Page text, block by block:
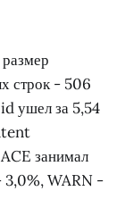
строк - 506
ушел за 5,54
занимал
3,0%, WARN -